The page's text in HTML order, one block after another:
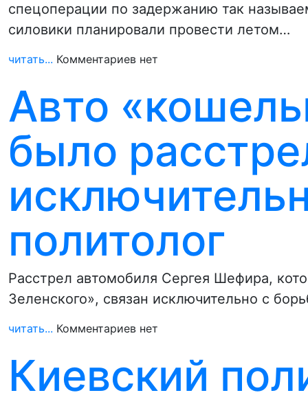
спецоперации по задержанию так
силовики планировали провести летом…
читать... Комментариев нет
Авто
было
политолог
Расстрел автомобиля Сергея Шефира,
Зеленского», связан исключительно с
читать... Комментариев нет
Киевский